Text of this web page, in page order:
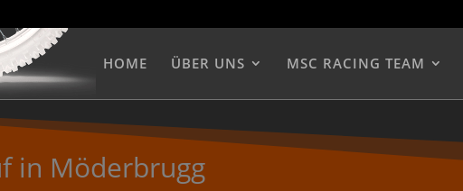
HOME ÜBER UNS MSC RACING TEAM
in Möderbrugg